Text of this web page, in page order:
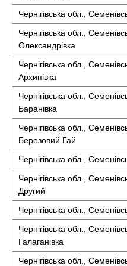
Чернігівська обл.,
Чернігівська обл.,
Олександрівка
Чернігівська обл.,
Архипівка
Чернігівська обл.,
Баранівка
Чернігівська обл.,
Березовий Гай
Чернігівська обл.,
Чернігівська обл.,
Другий
Чернігівська обл.,
Чернігівська обл.,
Галаганівка
Чернігівська обл.,